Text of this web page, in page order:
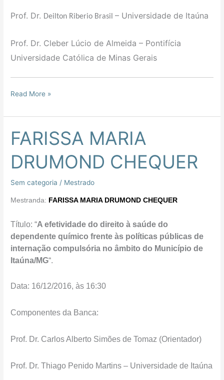
Prof. Dr. Deilton Riberio Brasil– Universidade de Itaúna
Prof. Dr. Cleber Lúcio de Almeida – Pontifícia
Universidade Católica de Minas Gerais
Read More »
FARISSA MARIA
DRUMOND CHEQUER
Sem categoria / Mestrado
Mestranda: FARISSA MARIA DRUMOND CHEQUER
Título: “A efetividade do direito à saúde do
dependente químico frente às políticas públicas de
internação compulsória no âmbito do Município de
Itaúna/MG“.
Data: 16/12/2016, às 16:30
Componentes da Banca:
Prof. Dr. Carlos Alberto Simões de Tomaz (Orientador)
Prof. Dr. Thiago Penido Martins – Universidade de Itaúna
FARISSA
MARIA
DRUMOND
CHEQUER